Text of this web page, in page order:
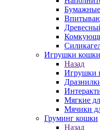
Бумажные
Игрушки кошки
Назад
Игрушки
Мягкие
Мячики
Груминг кошки
Назад